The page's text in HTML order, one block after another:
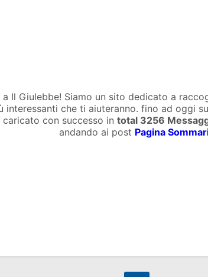
a Il Giulebbe! Siamo un sito dedicato a
interessanti che ti aiuteranno. fino ad oggi su
con successo in total 3256
andando ai post Pagina